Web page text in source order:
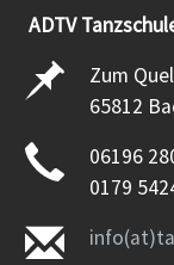
ADTV
Zum
65812
06196
0179